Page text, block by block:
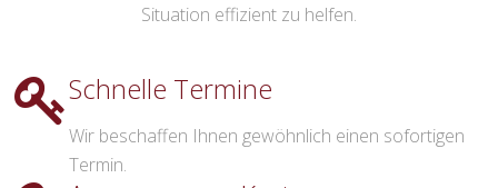
Situation effizient zu helfen.
Schnelle Termine
Wir beschaffen Ihnen gewöhnlich einen sofortigen
Termin.